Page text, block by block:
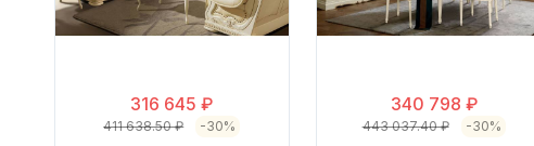
316 645 ₽
411 638.50 ₽ -30%
340 798 ₽
443 037.40 ₽ -30%